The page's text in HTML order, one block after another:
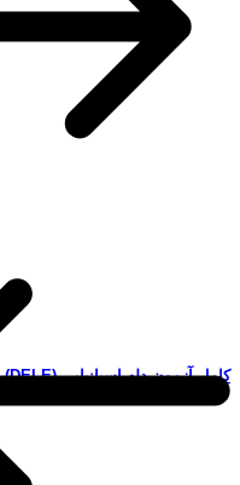
کامل آزمون دله اسپانیایی (DELE)